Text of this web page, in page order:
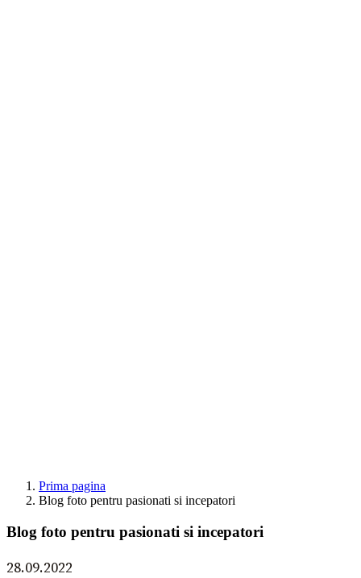
Prima pagina
Blog foto pentru pasionati si incepatori
Blog foto pentru pasionati si incepatori
28.09.2022